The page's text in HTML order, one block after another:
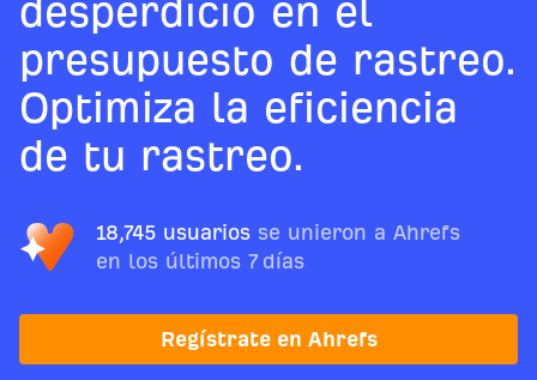
desperdicio en el
presupuesto de rastreo.
Optimiza la eficiencia
de tu rastreo.
18,745 usuarios se unieron a Ahrefs
en los últimos 7 días
Regístrate en Ahrefs